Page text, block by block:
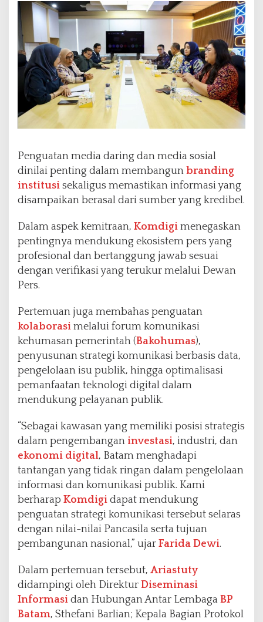
Penguatan media daring dan media sosial
dinilai penting dalam membangun branding
institusi sekaligus memastikan informasi yang
disampaikan berasal dari sumber yang kredibel.
Dalam aspek kemitraan, Komdigi menegaskan
pentingnya mendukung ekosistem pers yang
profesional dan bertanggung jawab sesuai
dengan verifikasi yang terukur melalui Dewan
Pers.
Pertemuan juga membahas penguatan
kolaborasi melalui forum komunikasi
kehumasan pemerintah (Bakohumas),
penyusunan strategi komunikasi berbasis data,
pengelolaan isu publik, hingga optimalisasi
pemanfaatan teknologi digital dalam
mendukung pelayanan publik.
“Sebagai kawasan yang memiliki posisi strategis
dalam pengembangan investasi, industri, dan
ekonomi digital, Batam menghadapi
tantangan yang tidak ringan dalam pengelolaan
informasi dan komunikasi publik. Kami
berharap Komdigi dapat mendukung
penguatan strategi komunikasi tersebut selaras
dengan nilai-nilai Pancasila serta tujuan
pembangunan nasional,” ujar Farida Dewi.
Dalam pertemuan tersebut, Ariastuty
didampingi oleh Direktur Diseminasi
Informasi dan Hubungan Antar Lembaga BP
Batam, Sthefani Barlian; Kepala Bagian Protokol